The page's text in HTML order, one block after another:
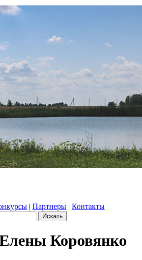
| Партнеры | Контакты
Коровянко